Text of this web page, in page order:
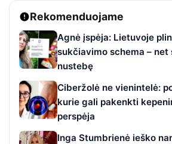
Rekomenduojame
Agnė įspėja: Lietuvoje
sukčiavimo schema – net
nustebę
Ciberžolė ne vienintelė:
kurie gali pakenkti
perspėja
Inga Stumbrienė ieško